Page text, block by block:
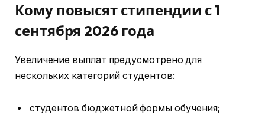
Кому повысят стипендии с 1
сентября 2026 года
Увеличение выплат предусмотрено для
нескольких категорий студентов:
студентов бюджетной формы обучения;